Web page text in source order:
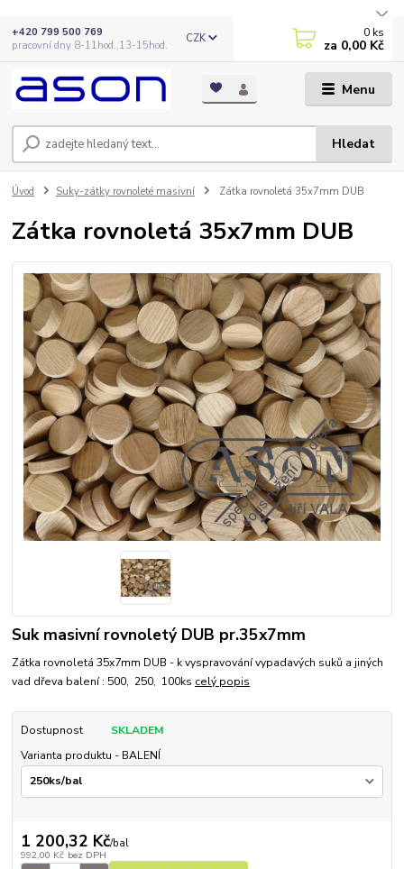
Menu
CZK
Hledat
+420 799 500 769
pracovní dny 8-11hod.,13-15hod.
0 ks
za 0,00 Kč
Úvod Suky-zátky rovnoleté masivní Zátka rovnoletá 35x7mm DUB
Zátka rovnoletá 35x7mm DUB
Suk masivní rovnoletý DUB pr.35x7mm
Zátka rovnoletá 35x7mm DUB - k vyspravování vypadavých suků a jiných
vad dřeva balení : 500, 250, 100ks celý popis
Dostupnost
SKLADEM
Varianta produktu - BALENÍ
1 200,32 Kč/bal
992,00 Kč bez DPH